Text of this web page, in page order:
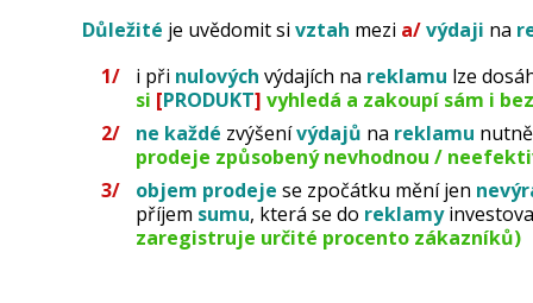
Důležité je uvědomit si vztah mezi a/výdaji na
i při nulových výdajích na reklamu lze
si [PRODUKT] vyhledá a zakoupí sám i
ne každé zvýšenívýdajů na reklamu
prodeje způsobený nevhodnou /
objem prodeje se zpočátku mění jen
příjem sumu, která se do reklamy
zaregistruje určité procento zákazníků)